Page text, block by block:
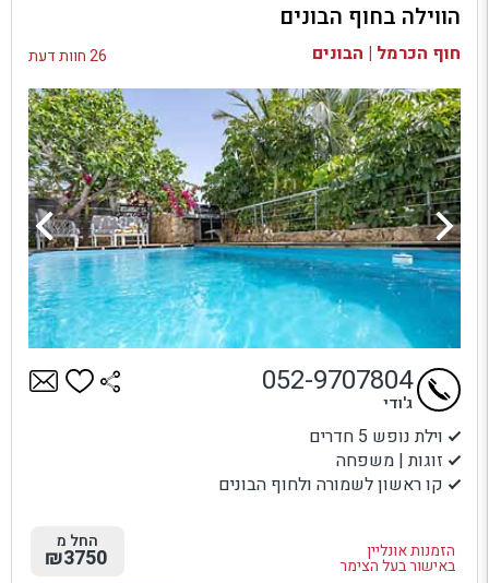
בדיקת זמינות ומחירים
הווילה בחוף הבונים
חוף הכרמל | הבונים 26 חוות דעת
וילת נופש 5 חדרים
זוגות | משפחה
קו ראשון לשמורה ולחוף הבונים
הזמנות אונליין
באישור בעל הצימר
052-9707804
ג'ודי
החל מ
₪3750